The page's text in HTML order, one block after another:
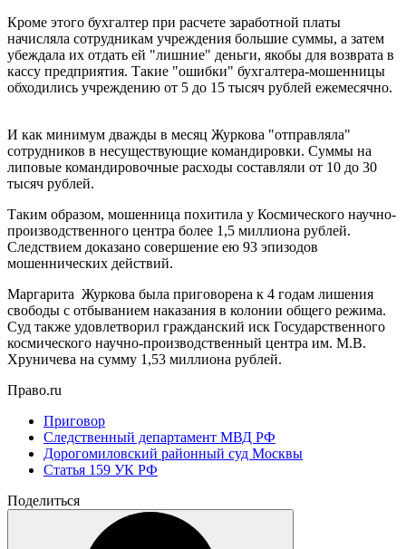
Кроме этого бухгалтер при расчете заработной платы
начисляла сотрудникам учреждения большие суммы, а затем
убеждала их отдать ей "лишние" деньги, якобы для возврата в
кассу предприятия. Такие "ошибки" бухгалтера-мошенницы
обходились учреждению от 5 до 15 тысяч рублей ежемесячно.
И как минимум дважды в месяц Журкова "отправляла"
сотрудников в несуществующие командировки. Суммы на
липовые командировочные расходы составляли от 10 до 30
тысяч рублей.
Таким образом, мошенница похитила у Космического научно-
производственного центра более 1,5 миллиона рублей.
Следствием доказано совершение ею 93 эпизодов
мошеннических действий.
Маргарита Журкова была приговорена к 4 годам лишения
свободы с отбыванием наказания в колонии общего режима.
Суд также удовлетворил гражданский иск Государственного
космического научно-производственный центра им. М.В.
Хруничева на сумму 1,53 миллиона рублей.
Право.ru
Приговор
Следственный департамент МВД РФ
Дорогомиловский районный суд Москвы
Статья 159 УК РФ
Поделиться